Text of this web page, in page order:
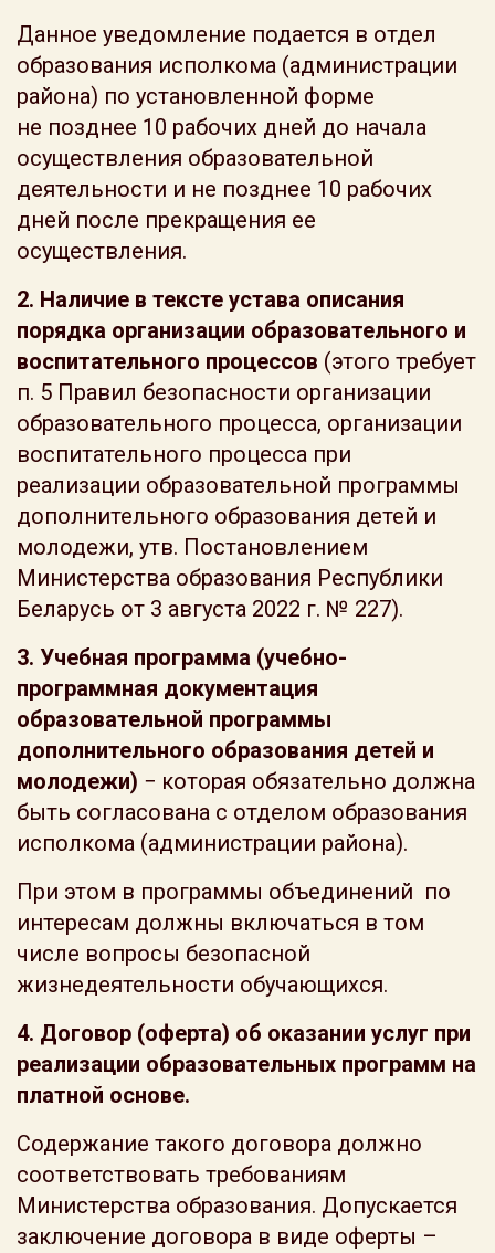
Данное уведомление подается в отдел
образования исполкома (администрации
района) по установленной форме
не позднее 10 рабочих дней до начала
осуществления образовательной
деятельности и не позднее 10 рабочих
дней после прекращения ее
осуществления.
2. Наличие в тексте устава описания
порядка организации образовательного и
воспитательного процессов (этого требует
п. 5 Правил безопасности организации
образовательного процесса, организации
воспитательного процесса при
реализации образовательной программы
дополнительного образования детей и
молодежи, утв. Постановлением
Министерства образования Республики
Беларусь от 3 августа 2022 г. № 227).
3. Учебная программа (учебно-
программная документация
образовательной программы
дополнительного образования детей и
молодежи) − которая обязательно должна
быть согласована с отделом образования
исполкома (администрации района).
При этом в программы объединений по
интересам должны включаться в том
числе вопросы безопасной
жизнедеятельности обучающихся.
4. Договор (оферта) об оказании услуг при
реализации образовательных программ на
платной основе.
Содержание такого договора должно
соответствовать требованиям
Министерства образования. Допускается
заключение договора в виде оферты –